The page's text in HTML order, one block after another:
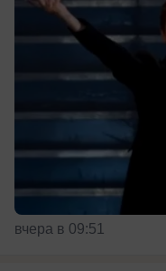
вчера в 09:51